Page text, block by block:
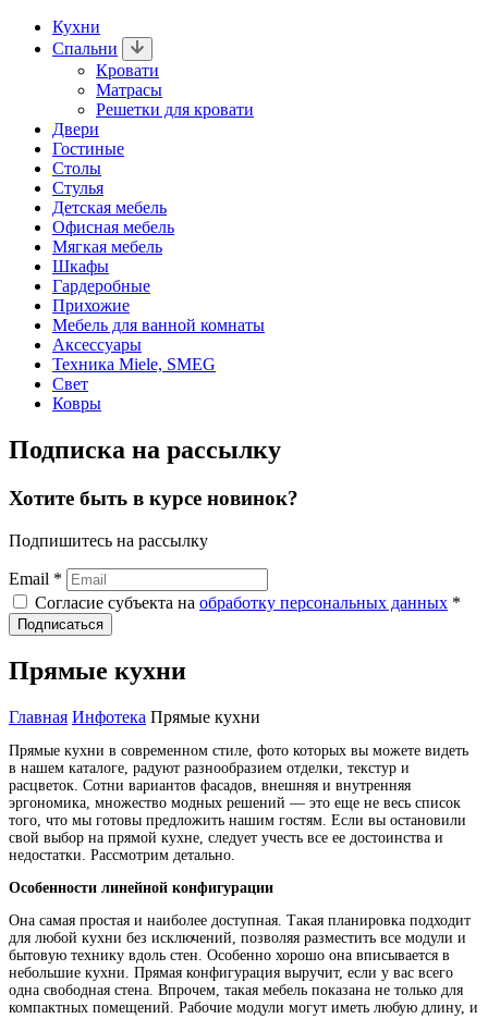
Кухни
Спальни
Кровати
Матрасы
Решетки для кровати
Двери
Гостиные
Столы
Стулья
Детская мебель
Офисная мебель
Мягкая мебель
Шкафы
Гардеробные
Прихожие
Мебель для ванной комнаты
Аксессуары
Техника Miele, SMEG
Свет
Ковры
Подписка на рассылку
Хотите быть в курсе новинок?
Подпишитесь на рассылку
Email *
Согласие субъекта на обработку персональных данных *
Подписаться
Прямые кухни
Главная Инфотека Прямые кухни
Прямые кухни в современном стиле, фото которых вы можете видеть
в нашем каталоге, радуют разнообразием отделки, текстур и
расцветок. Сотни вариантов фасадов, внешняя и внутренняя
эргономика, множество модных решений — это еще не весь список
того, что мы готовы предложить нашим гостям. Если вы остановили
свой выбор на прямой кухне, следует учесть все ее достоинства и
недостатки. Рассмотрим детально.
Особенности линейной конфигурации
Она самая простая и наиболее доступная. Такая планировка подходит
для любой кухни без исключений, позволяя разместить все модули и
бытовую технику вдоль стен. Особенно хорошо она вписывается в
небольшие кухни. Прямая конфигурация выручит, если у вас всего
одна свободная стена. Впрочем, такая мебель показана не только для
компактных помещений. Рабочие модули могут иметь любую длину, и